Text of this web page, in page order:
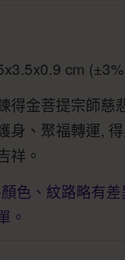
cm
得金菩提宗師慈
身、聚福轉運,
祥。
色、紋路略有差
。